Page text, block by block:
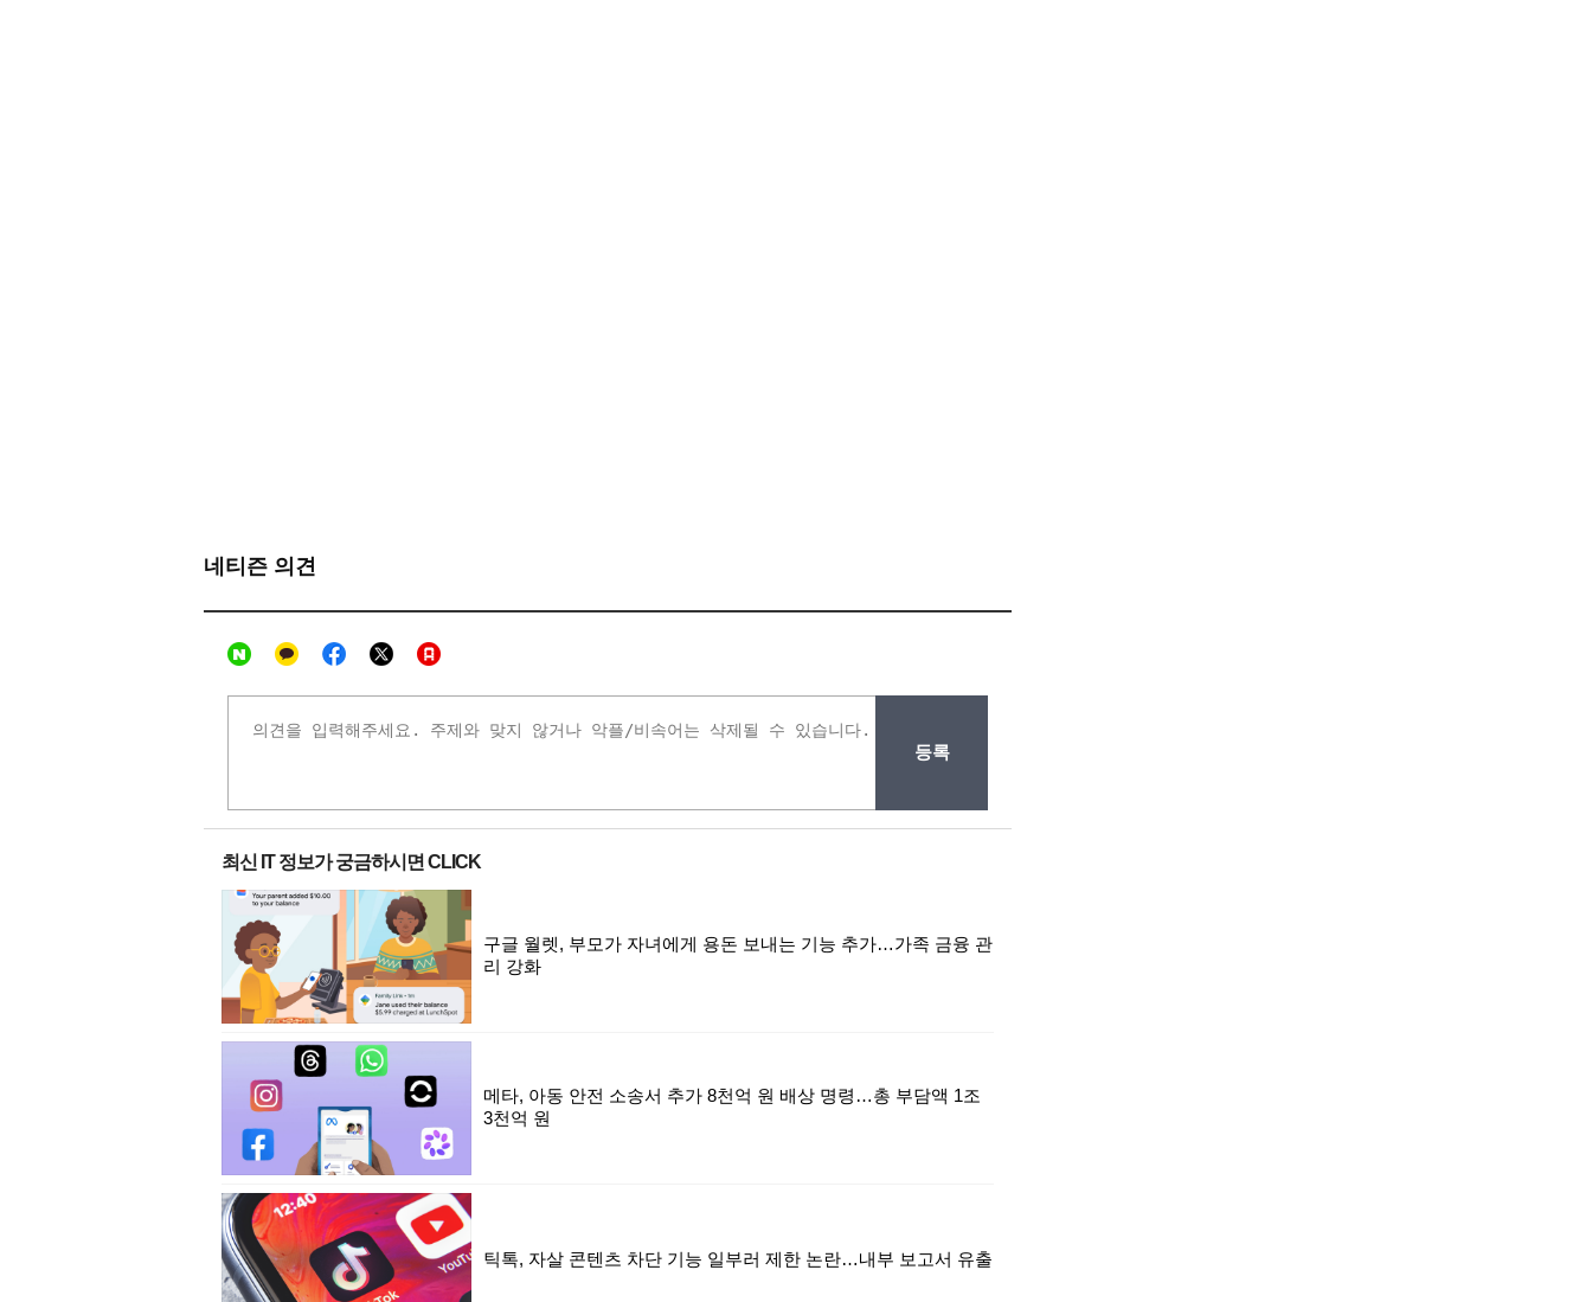
최신 IT 정보가 궁금하시면 CLICK
구글 월렛, 부모가 자녀에게 용돈 보내는 기능 추가…가족 금융 관
리 강화
메타, 아동 안전 소송서 추가 8천억 원 배상 명령…총 부담액 1조
3천억 원
틱톡, 자살 콘텐츠 차단 기능 일부러 제한 논란…내부 보고서 유출